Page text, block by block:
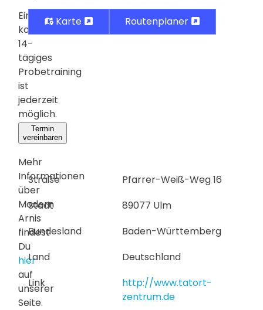
Ein
kostenloses,
14-
tägiges
Probetraining
ist
jederzeit
möglich.
Termin
vereinbaren
Mehr
Informationen
über
Modern
Arnis
findest
Du
hier
auf
unserer
Seite.
Karte Routenplaner
Straße
Pfarrer-Weiß-Weg 16
Stadt
89077 Ulm
Bundesland
Baden-Württemberg
Land
Deutschland
Link
http://www.tatort-
zentrum.de